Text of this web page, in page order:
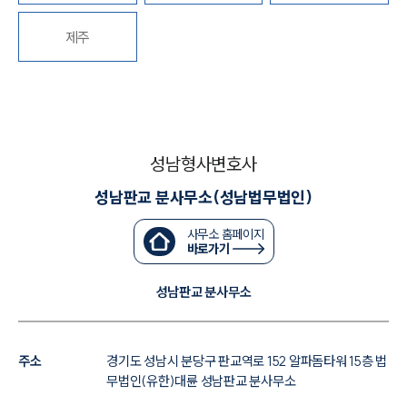
제주
성남형사변호사
성남판교 분사무소(성남법무법인)
사무소 홈페이지
바로가기
성남판교 분사무소
주소
경기도 성남시 분당구 판교역로 152 알파돔타워 15층 법
무법인(유한)대륜 성남판교 분사무소